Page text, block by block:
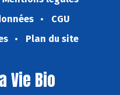
CGU
Plan du site
Vie Bio